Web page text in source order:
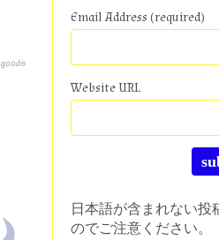
Email Address (required)
Website URL
日本語が含まれない投
のでご注意ください。